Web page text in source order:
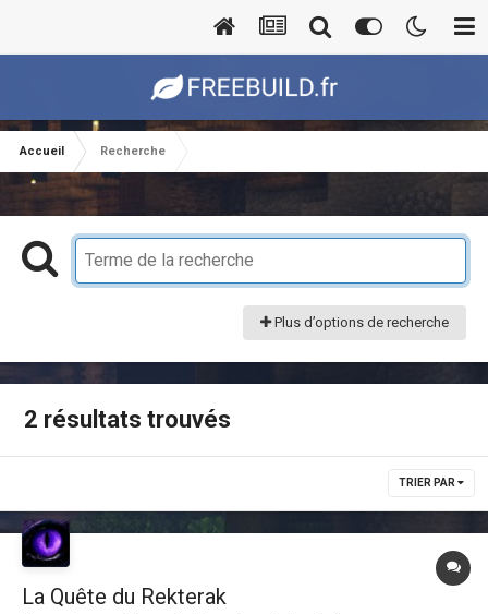
Accueil Recherche
Plus d’options de recherche
2 résultats trouvés
TRIER PAR
La Quête du Rekterak